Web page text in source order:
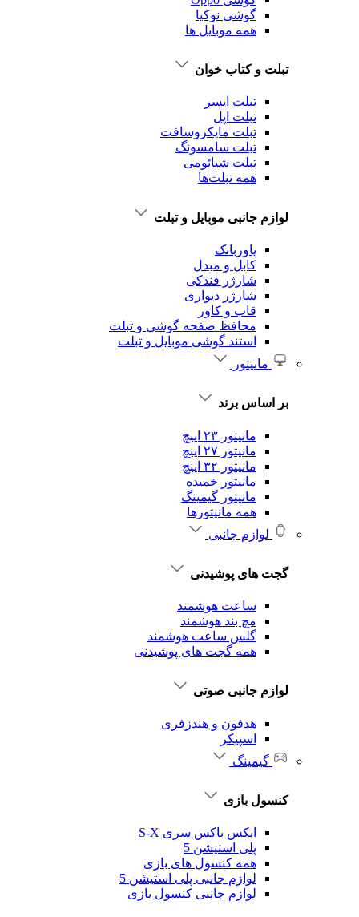
گوشی نوکیا
همه موبایل ها
تبلت و کتاب خوان
تبلت ایسر
تبلت اپل
تبلت‌ مایکروسافت
تبلت‌ سامسونگ
تبلت شیائومی
همه تبلت‌ها
لوازم جانبی موبایل و تبلت
پاوربانک
کابل و مبدل
شارژر فندکی
شارژر دیواری
قاب و کاور
محافظ صفحه گوشی و تبلت
استند گوشی موبایل و تبلت
مانیتور
بر اساس برند
مانیتور ۲۳ اینچ
مانیتور ۲۷ اینچ
مانیتور ۳۲ اینچ
مانیتور خمیده
مانیتور گیمینگ
همه مانیتورها
لوازم جانبی
گجت های پوشیدنی
ساعت هوشمند
مچ بند هوشمند
گلس ساعت هوشمند
همه گجت های پوشیدنی
لوازم جانبی صوتی
هدفون و هندزفری
اسپیکر
گیمینگ
کنسول بازی
ایکس باکس سری S-X
پلی استیشن 5
همه کنسول های بازی
لوازم جانبی پلی استیشن 5
لوازم جانبی کنسول بازی